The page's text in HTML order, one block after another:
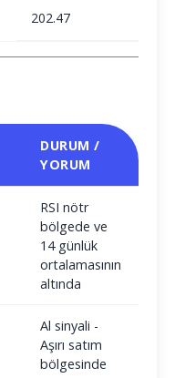
202.47
DURUM /
YORUM
RSI nötr
bölgede ve
14 günlük
ortalamasının
altında
Al sinyali -
Aşırı satım
bölgesinde